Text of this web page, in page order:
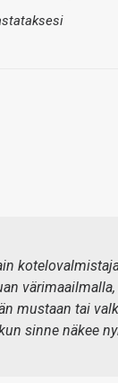
mustaan tai
sinne näkee